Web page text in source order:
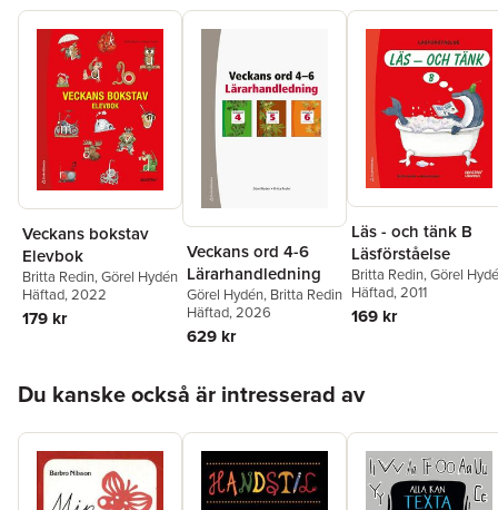
Veckans bokstav
Elevbok
Britta Redin,Görel Hydén
Häftad, 2022
179 kr
Veckans ord 4-6
Lärarhandledning
Görel Hydén, Britta Redin
Häftad, 2026
629 kr
Läs - och tänk B
Läsförståelse
Britta Redin,Görel
Häftad, 2011
169 kr
Du kanske också är intresserad av